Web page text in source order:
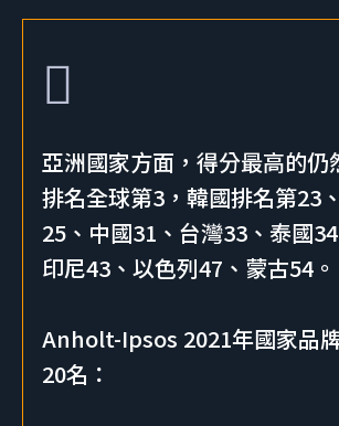
亞洲國家方面，得分最高的仍
排名全球第3，韓國排名第23
25、中國31、台灣33、泰國
印尼43、以色列47、蒙古54。
Anholt-Ipsos 2021年國家品
20名：